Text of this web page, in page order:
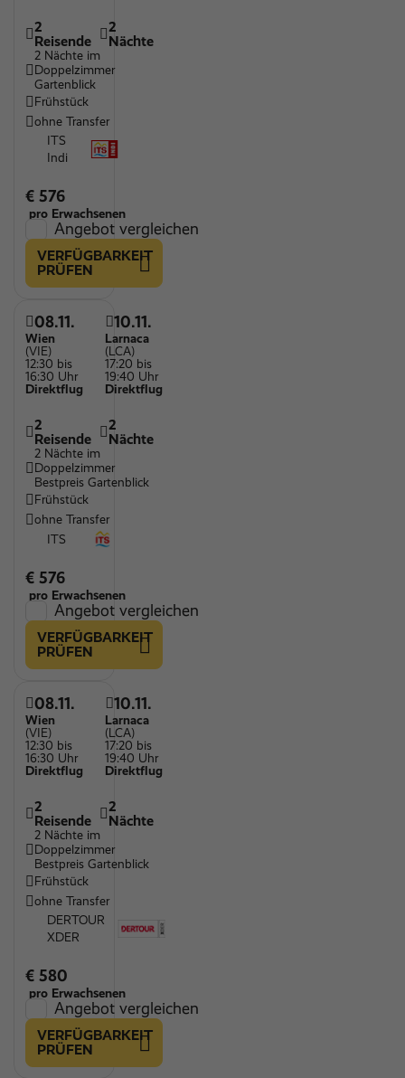
2
Reisende
2
Nächte
2 Nächte im
Doppelzimmer
Gartenblick
Frühstück
ohne Transfer
ITS
Indi
€ 576
pro Erwachsenen
Angebot vergleichen
VERFÜGBARKEIT
PRÜFEN
08.11.
Wien
(VIE)
12:30 bis
16:30 Uhr
Direktflug
10.11.
Larnaca
(LCA)
17:20 bis
19:40 Uhr
Direktflug
2
Reisende
2
Nächte
2 Nächte im
Doppelzimmer
Bestpreis Gartenblick
Frühstück
ohne Transfer
ITS
€ 576
pro Erwachsenen
Angebot vergleichen
VERFÜGBARKEIT
PRÜFEN
08.11.
Wien
(VIE)
12:30 bis
16:30 Uhr
Direktflug
10.11.
Larnaca
(LCA)
17:20 bis
19:40 Uhr
Direktflug
2
Reisende
2
Nächte
2 Nächte im
Doppelzimmer
Bestpreis Gartenblick
Frühstück
ohne Transfer
DERTOUR
XDER
€ 580
pro Erwachsenen
Angebot vergleichen
VERFÜGBARKEIT
PRÜFEN